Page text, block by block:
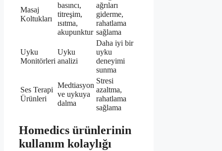
Masaj
Koltukları
basıncı,
titreşim,
ısıtma,
akupunktur
ağrıları
giderme,
rahatlama
sağlama
Uyku
Monitörleri
Uyku
analizi
Daha iyi bir
uyku
deneyimi
sunma
Ses Terapi
Ürünleri
Medtiasyon
ve uykuya
dalma
Stresi
azaltma,
rahatlama
sağlama
Homedics ürünlerinin
kullanım kolaylığı